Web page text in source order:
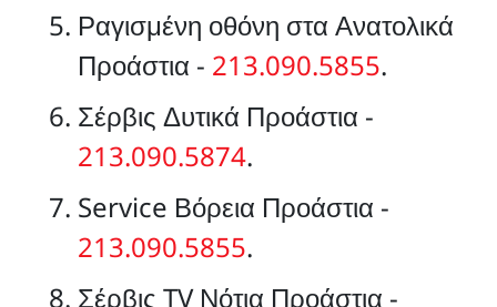
Ραγισμένη οθόνη στα Ανατολικά
Προάστια - 213.090.5855.
Σέρβις Δυτικά Προάστια -
213.090.5874.
Service Βόρεια Προάστια -
213.090.5855.
Σέρβις TV Νότια Προάστια -